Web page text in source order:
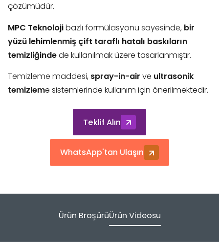
çözümüdür.
MPC Teknolojibazlı formülasyonu sayesinde, bir
yüzü lehimlenmiş çift taraflı hatalı baskıların
temizliğindede kullanılmak üzere tasarlanmıştır.
Temizleme maddesi, spray-in-air ve ultrasonik
temizleme sistemlerinde kullanım için önerilmektedir.
Teklif Alın
WhatsApp'tan Ulaşın
Ürün BroşürüÜrün Videosu